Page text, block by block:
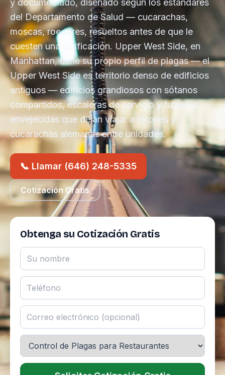
y documentado, diseñado según los estándares
del Departamento de Salud — cucarachas,
moscas, roedores, resueltos antes de que le
cuesten una calificación. Upper West Side, en
Manhattan, tiene su propio perfil de plagas — el
Upper West Side es territorio denso de edificios
antiguos — edificios grandiosos con sótanos
compartidos, escaleras de servicio y tuberías
envejecidas que dejan viajar a ratones y
cucarachas alemanas entre unidades.
📞 Llamar (646) 248-5335
Cotización Gratis
Obtenga su Cotización Gratis